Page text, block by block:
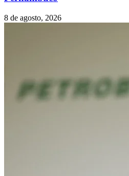
8 de agosto, 2026